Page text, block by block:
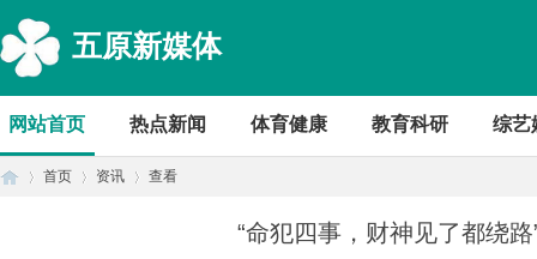
五原新媒体
网站首页 热点新闻 体育健康 教育科研 综艺
首页 资讯 查看
“命犯四事，财神见了都绕